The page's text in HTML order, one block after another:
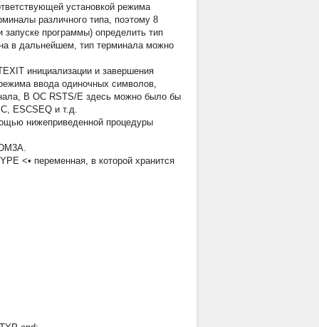
установкой режима
различного типа, поэтому 8
программы) определить тип
в дальнейшем, тип терминала можно
инициализации и завершения
ввода одиночных символов,
В ОС RSTS/E здесь можно было бы
ESCSEQ и т.д.
нижеприведенной процедуры
<• переменная, в которой хранится